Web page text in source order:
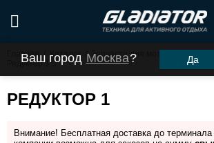
Ваш город Москва? Да
Главная / Каталог Запчасти для моторов ПЛМ
Редуктор 1
РЕДУКТОР 1
Внимание! Бесплатная доставка до терминала